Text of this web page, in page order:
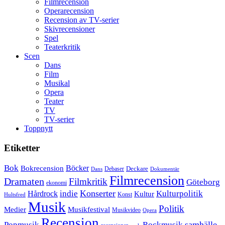
Filmrecension
Operarecension
Recension av TV-serier
Skivrecensioner
Spel
Teaterkritik
Scen
Dans
Film
Musikal
Opera
Teater
TV
TV-serier
Toppnytt
Etiketter
Bok Bokrecension Böcker Dans Debaser Deckare Dokumentär
Dramaten ekonomi Filmkritik Filmrecension Göteborg
Hultsfred Hårdrock indie Konserter Konst Kultur Kulturpolitik
Medier Musik Musikfestival Musikvideo Opera Politik